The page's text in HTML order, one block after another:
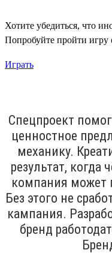
Хотите убедиться, что
Попробуйте пройти игру
Играть
Спецпроект
ценностное
механику.
результат, когда
компания может
Без этого не
кампания.
бренд